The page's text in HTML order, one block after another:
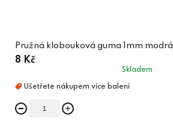
Pružná klobouková guma 1mm modrá
8 Kč
Skladem